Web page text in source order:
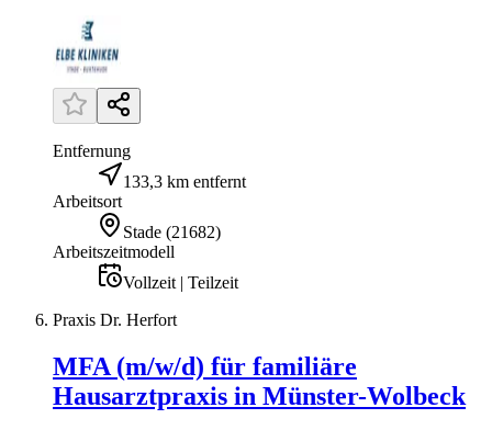
Entfernung
133,3 km entfernt
Arbeitsort
Stade (21682)
Arbeitszeitmodell
Vollzeit | Teilzeit
Praxis Dr. Herfort
MFA (m/w/d) für familiäre
Hausarztpraxis in Münster-Wolbeck